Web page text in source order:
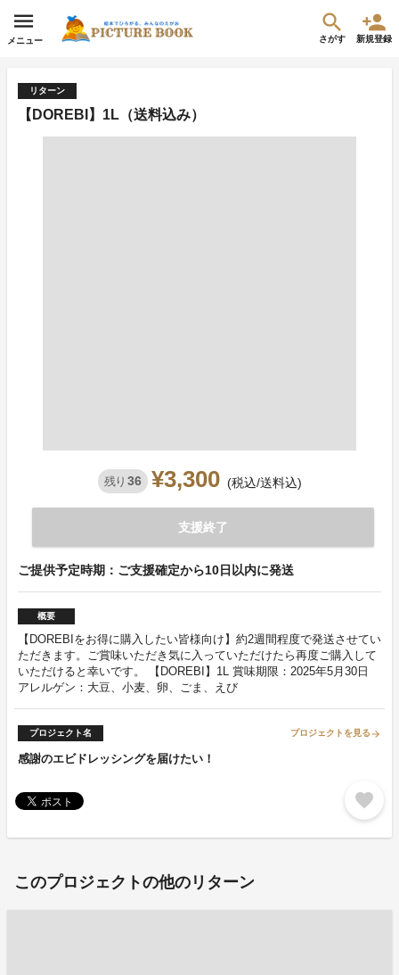
メニュー さがす 新規登録
リターン
【DOREBI】1L（送料込み）
残り 36 ¥3,300 (税込/送料込)
支援終了
ご提供予定時期：ご支援確定から10日以内に発送
概要
【DOREBIをお得に購入したい皆様向け】約2週間程度で発送させてい
ただきます。ご賞味いただき気に入っていただけたら再度ご購入して
いただけると幸いです。 【DOREBI】1L 賞味期限：2025年5月30日
アレルゲン：大豆、小麦、卵、ごま、えび
プロジェクト名 プロジェクトを見る arrow_forward
感謝のエビドレッシングを届けたい！
favorite
このプロジェクトの他のリターン